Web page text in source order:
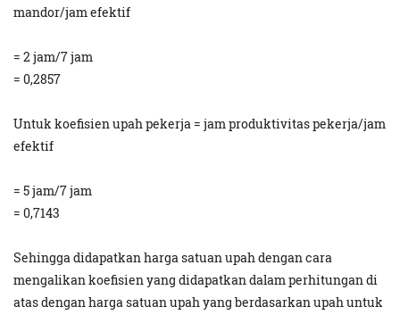
mandor/jam efektif
= 2 jam/7 jam
= 0,2857
Untuk koefisien upah pekerja = jam produktivitas pekerja/jam
efektif
= 5 jam/7 jam
= 0,7143
Sehingga didapatkan harga satuan upah dengan cara
mengalikan koefisien yang didapatkan dalam perhitungan di
atas dengan harga satuan upah yang berdasarkan upah untuk